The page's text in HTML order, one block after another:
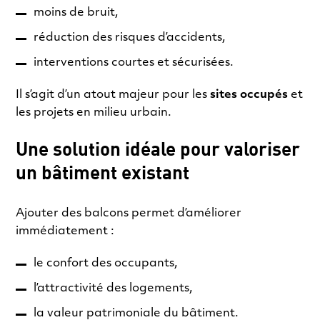
moins de bruit,
réduction des risques d’accidents,
interventions courtes et sécurisées.
Il s’agit d’un atout majeur pour lessites occupés et
les projets en milieu urbain.
Une solution idéale pour valoriser
un bâtiment existant
Ajouter des balcons permet d’améliorer
immédiatement :
le confort des occupants,
l’attractivité des logements,
la valeur patrimoniale du bâtiment.